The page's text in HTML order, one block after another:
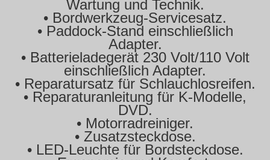
Wartung und Technik.
• Bordwerkzeug-Servicesatz.
• Paddock-Stand einschließlich
Adapter.
• Batterieladegerät 230 Volt/110 Volt
einschließlich Adapter.
• Reparatursatz für Schlauchlosreifen.
• Reparaturanleitung für K-Modelle,
DVD.
• Motorradreiniger.
• Zusatzsteckdose.
• LED-Leuchte für Bordsteckdose.